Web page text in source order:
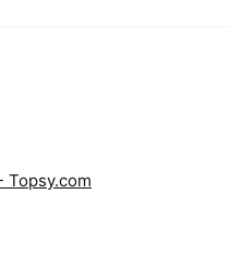
Topsy.com